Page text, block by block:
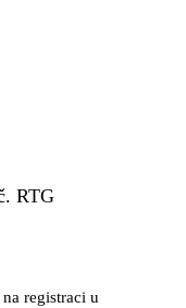
RTG
registraci u